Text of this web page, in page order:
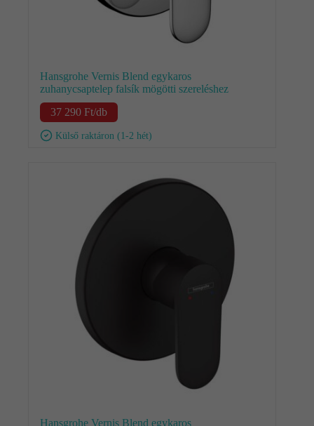
Hansgrohe Vernis Blend egykaros
zuhanycsaptelep falsík mögötti szereléshez
37 290 Ft/db
Külső raktáron (1-2 hét)
Hansgrohe Vernis Blend egykaros